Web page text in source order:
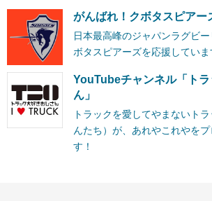
がんばれ！クボタスピアー
日本最高峰のジャパンラグビ
ボタスピアーズを応援していま
YouTubeチャンネル「ト
ん」
トラックを愛してやまないト
んたち）が、あれやこれやを
す！